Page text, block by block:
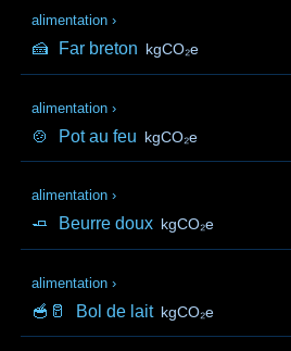
alimentation ›
🍰 Far breton kgCO₂e
alimentation ›
🍲 Pot au feu kgCO₂e
alimentation ›
🧈 Beurre doux kgCO₂e
alimentation ›
🥣🥛 Bol de lait kgCO₂e